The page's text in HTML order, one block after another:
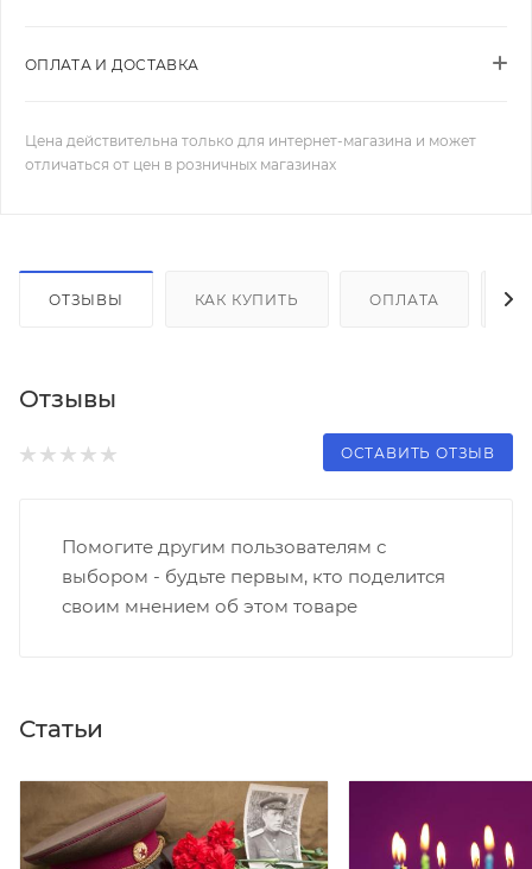
ОПЛАТА И ДОСТАВКА
Цена действительна только для интернет-магазина и может
отличаться от цен в розничных магазинах
ОТЗЫВЫ КАК КУПИТЬ ОПЛАТА
Отзывы
ОСТАВИТЬ ОТЗЫВ
Помогите другим пользователям с
выбором - будьте первым, кто поделится
своим мнением об этом товаре
Статьи